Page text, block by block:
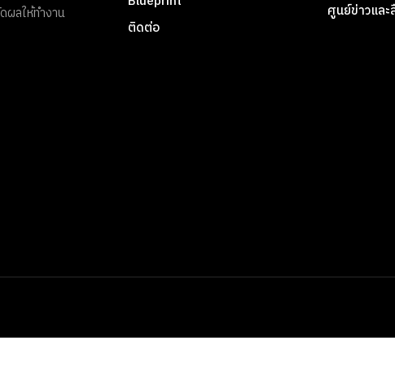
ผลให้ทำงาน
ติดต่อ
ศูนย์ข่าวแล